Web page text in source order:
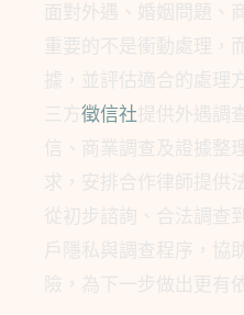
面對外遇、婚姻問題、
重要的不是衝動處理，
據，並評估適合的處理
三方徵信社提供外遇調
信、商業調查及證據整
求，安排合作律師提供
從初步諮詢、合法調查
戶隱私與調查程序，協
險，為下一步做出更有